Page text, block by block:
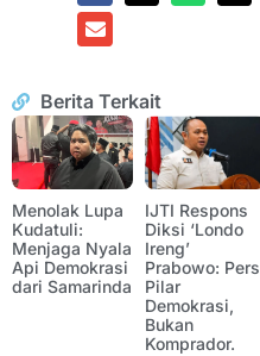
Berita Terkait
Menolak Lupa
Kudatuli:
Menjaga Nyala
Api Demokrasi
dari Samarinda
IJTI Respons
Diksi ‘Londo
Ireng’
Prabowo: Pers
Pilar
Demokrasi,
Bukan
Komprador.